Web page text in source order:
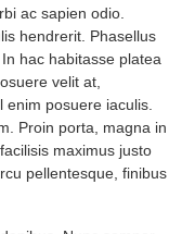
ac sapien odio.
hendrerit. Phasellus
hac habitasse platea
velit at,
posuere iaculis.
Proin porta, magna in
maximus justo
pellentesque, finibus